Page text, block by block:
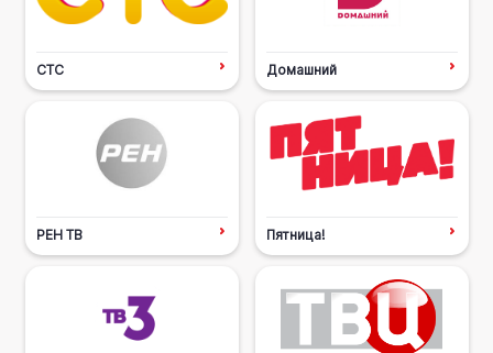
СТС Домашний
РЕН ТВ Пятница!